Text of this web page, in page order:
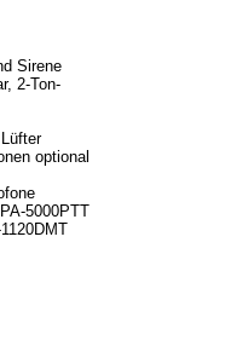
Sirene
2-Ton-
optional
5000PTT